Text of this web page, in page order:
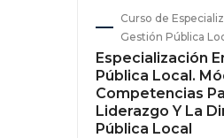
Curso de
Gestión Pública
Especialización
Pública Local.
Competencias
Liderazgo Y La
Pública Local